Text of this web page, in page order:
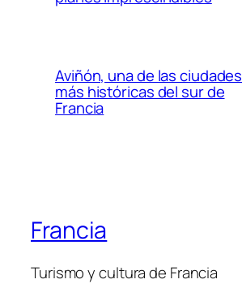
Aviñón, una de las ciudades
más históricas del sur de
Francia
Francia
Turismo y cultura de Francia